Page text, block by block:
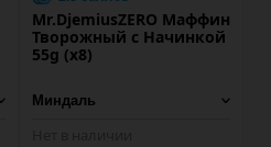
Mr.DjemiusZERO Маффин
Творожный с Начинкой
55g (х8)